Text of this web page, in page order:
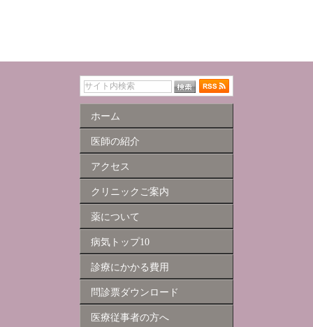
ホーム
医師の紹介
アクセス
クリニックご案内
薬について
病気トップ10
診療にかかる費用
問診票ダウンロード
医療従事者の方へ